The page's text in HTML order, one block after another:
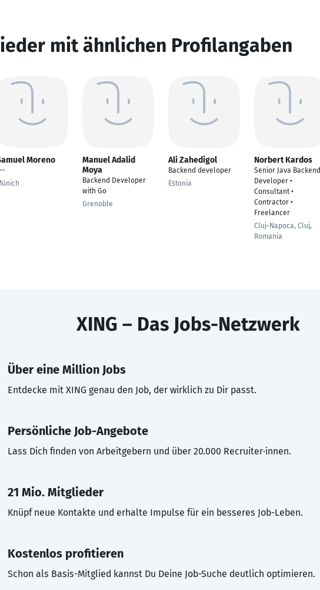
mit ähnlichen Profilangaben
Moreno
Manuel Adalid
Moya
Backend Developer
with Go
Grenoble
Ali Zahedigol
Backend developer
Estonia
Norbert Kardos
Senior Java Backend
Developer •
Consultant •
Contractor •
Freelancer
Cluj-Napoca, Cluj,
Romania
XING – Das Jobs-Netzwerk
Über eine Million Jobs
Entdecke mit XING genau den Job, der wirklich zu Dir passt.
Persönliche Job-Angebote
Lass Dich finden von Arbeitgebern und über 20.000 Recruiter·innen.
21 Mio. Mitglieder
Knüpf neue Kontakte und erhalte Impulse für ein besseres Job-Leben.
Kostenlos profitieren
Schon als Basis-Mitglied kannst Du Deine Job-Suche deutlich optimieren.